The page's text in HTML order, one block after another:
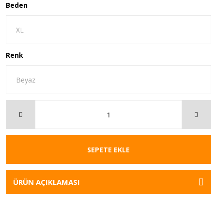
Beden
Renk
SEPETE EKLE
ÜRÜN AÇIKLAMASI